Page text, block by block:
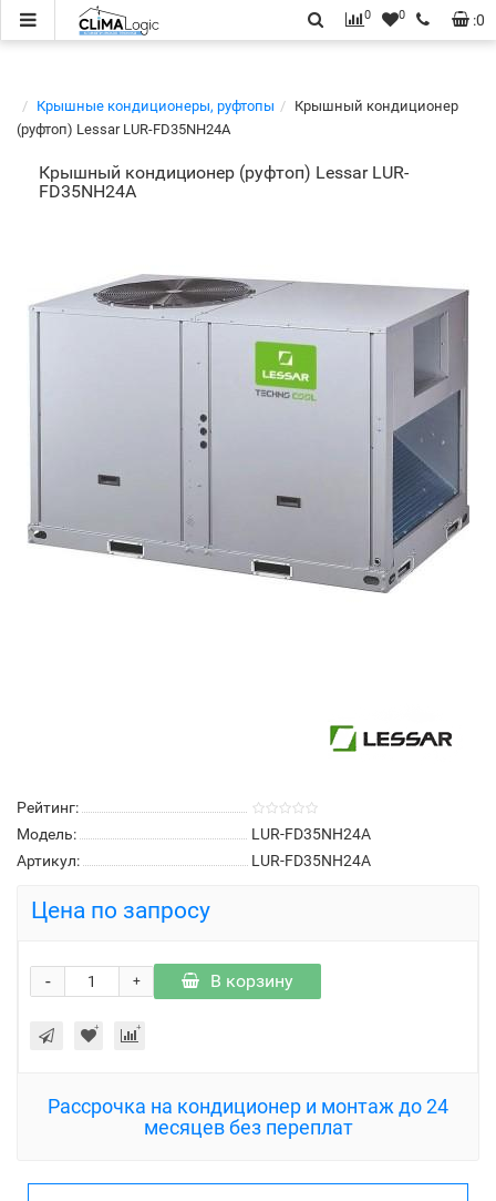
:0
0 0
Крышные кондиционеры, руфтопы
Крышный кондиционер
(руфтоп) Lessar LUR-FD35NH24A
Крышный кондиционер (руфтоп) Lessar LUR-
FD35NH24A
Рейтинг:
Модель:
LUR-FD35NH24A
Артикул:
LUR-FD35NH24A
Цена по запросу
+
- В корзину
Рассрочка на кондиционер и монтаж до 24
месяцев без переплат